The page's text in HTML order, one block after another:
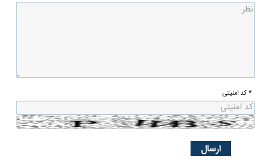
* کد امنیتی